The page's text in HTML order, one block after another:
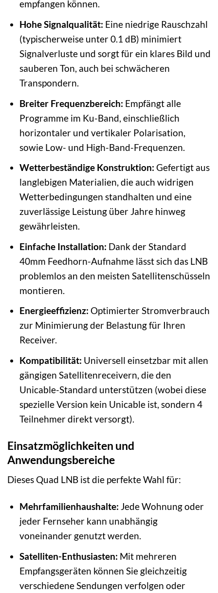
empfangen können.
Hohe Signalqualität: Eine niedrige Rauschzahl
(typischerweise unter 0.1 dB) minimiert
Signalverluste und sorgt für ein klares Bild und
sauberen Ton, auch bei schwächeren
Transpondern.
Breiter Frequenzbereich: Empfängt alle
Programme im Ku-Band, einschließlich
horizontaler und vertikaler Polarisation,
sowie Low- und High-Band-Frequenzen.
Wetterbeständige Konstruktion: Gefertigt aus
langlebigen Materialien, die auch widrigen
Wetterbedingungen standhalten und eine
zuverlässige Leistung über Jahre hinweg
gewährleisten.
Einfache Installation: Dank der Standard
40mm Feedhorn-Aufnahme lässt sich das LNB
problemlos an den meisten Satellitenschüsseln
montieren.
Energieeffizienz: Optimierter Stromverbrauch
zur Minimierung der Belastung für Ihren
Receiver.
Kompatibilität: Universell einsetzbar mit allen
gängigen Satellitenreceivern, die den
Unicable-Standard unterstützen (wobei diese
spezielle Version kein Unicable ist, sondern 4
Teilnehmer direkt versorgt).
Einsatzmöglichkeiten und
Anwendungsbereiche
Dieses Quad LNB ist die perfekte Wahl für:
Mehrfamilienhaushalte: Jede Wohnung oder
jeder Fernseher kann unabhängig
voneinander genutzt werden.
Satelliten-Enthusiasten: Mit mehreren
Empfangsgeräten können Sie gleichzeitig
verschiedene Sendungen verfolgen oder